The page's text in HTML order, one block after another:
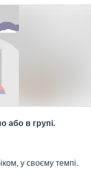
або в групі.
у своєму темпі.